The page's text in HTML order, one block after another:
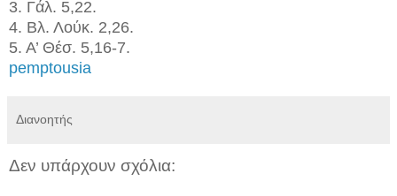
3. Γάλ. 5,22.
4. Bλ. Λούκ. 2,26.
5. A’ Θέσ. 5,16-7.
pemptousia
Διανοητής
Δεν υπάρχουν σχόλια: